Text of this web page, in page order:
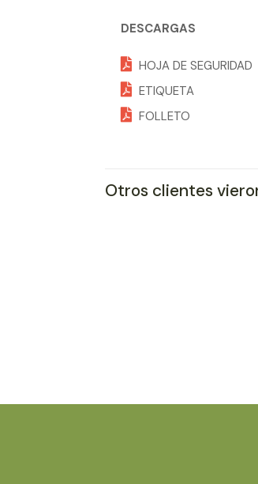
DESCARGAS
HOJA DE SEGURIDAD
ETIQUETA
FOLLETO
Otros clientes